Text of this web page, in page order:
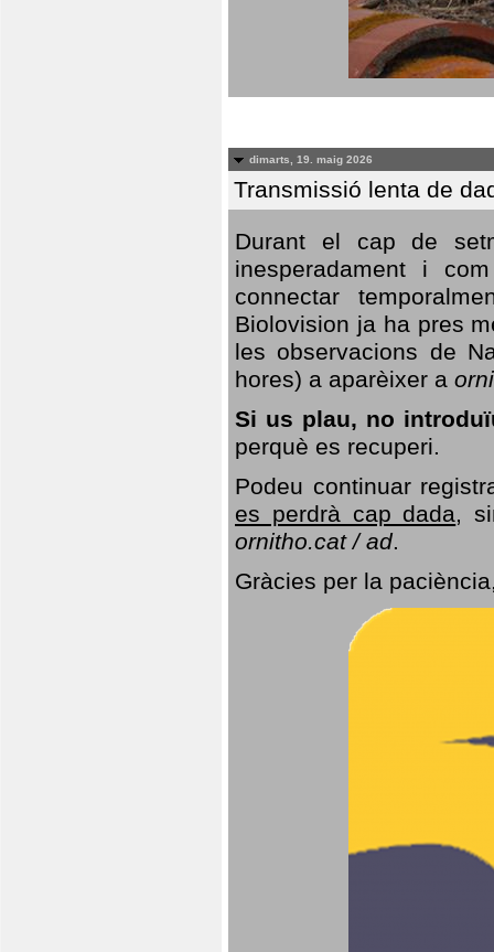
dimarts, 19. maig 2026
Transmissió lenta de
Durant el cap de
inesperadament i
connectar
Biolovision ja ha pres
les observacions de
hores) a aparèixer a
Si us plau, no
perquè es recuperi.
Podeu continuar
es perdrà cap dada,
ornitho.cat / ad.
Gràcies per la